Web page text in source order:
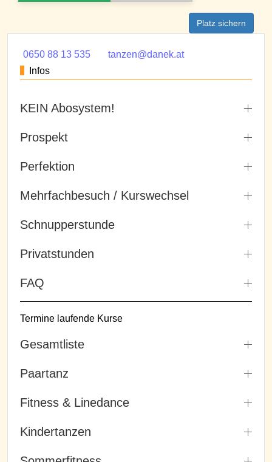
Platz sichern
0650 88 13 535
tanzen@danek.at
Infos
KEIN Abosystem!
Prospekt
Perfektion
Mehrfachbesuch / Kurswechsel
Schnupperstunde
Privatstunden
FAQ
Termine laufende Kurse
Gesamtliste
Paartanz
Fitness & Linedance
Kindertanzen